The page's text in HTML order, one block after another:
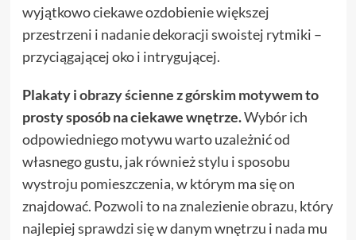
wyjątkowo ciekawe ozdobienie większej
przestrzeni i nadanie dekoracji swoistej rytmiki –
przyciągającej oko i intrygującej.
Plakaty iobrazy ścienne z górskim motywemto
prosty sposób na ciekawe wnętrze.Wybór ich
odpowiedniego motywu warto uzależnić od
własnego gustu, jak również stylu i sposobu
wystroju pomieszczenia, w którym ma się on
znajdować. Pozwoli to na znalezienie obrazu, który
najlepiej sprawdzi się w danym wnętrzu i nada mu